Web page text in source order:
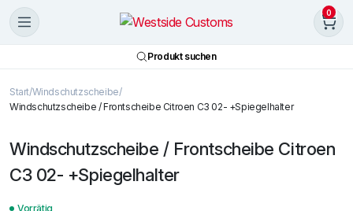
0
Produkt suchen
Start Windschutzscheibe
Windschutzscheibe / Frontscheibe Citroen C3 02- +Spiegelhalter
Windschutzscheibe / Frontscheibe Citroen
C3 02- +Spiegelhalter
Vorrätig